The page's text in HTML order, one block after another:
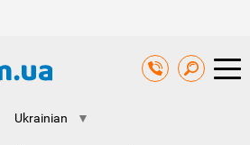
Ukrainian ▼